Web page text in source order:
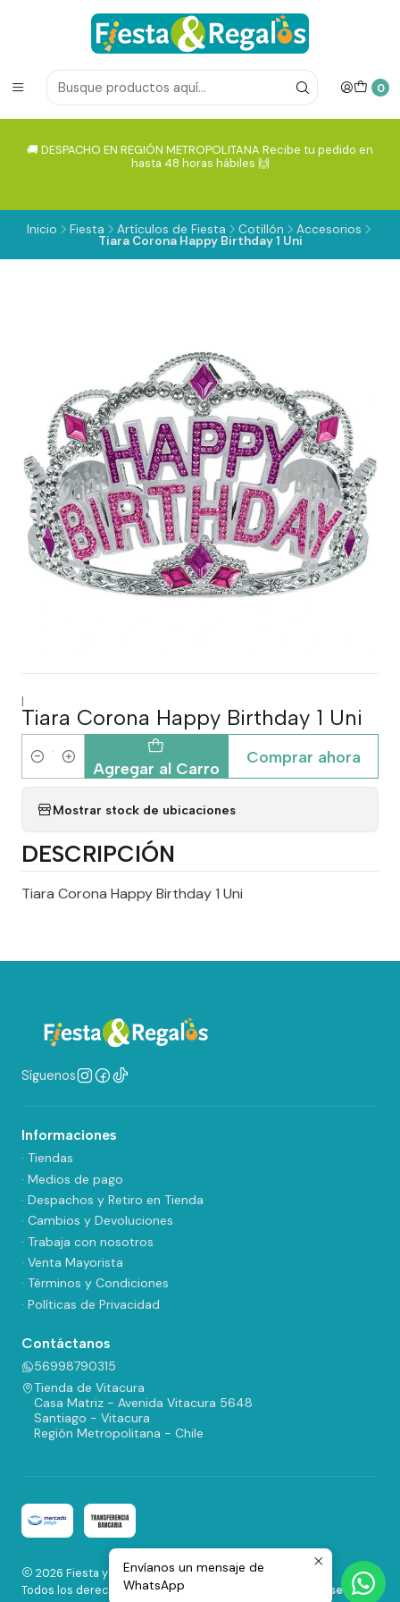
0
🚚 DESPACHO EN REGIÓN METROPOLITANA Recibe tu pedido en
hasta 48 horas hábiles 🙌
Inicio Fiesta Artículos de Fiesta Cotillón Accesorios
Tiara Corona Happy Birthday 1 Uni
|
Tiara Corona Happy Birthday 1 Uni
Cantidad Agregar al Carro
Comprar ahora
Mostrar stock de ubicaciones
DESCRIPCIÓN
Tiara Corona Happy Birthday 1 Uni
Síguenos
Informaciones
· Tiendas
· Medios de pago
· Despachos y Retiro en Tienda
· Cambios y Devoluciones
· Trabaja con nosotros
· Venta Mayorista
· Términos y Condiciones
· Políticas de Privacidad
Contáctanos
56998790315
Tienda de Vitacura
Casa Matriz - Avenida Vitacura 5648
Santiago - Vitacura
Región Metropolitana - Chile
2026 Fiesta y Regalos.
Todos los derechos reservados.
Desarrollado por Jumpseller.
Envíanos un mensaje de
WhatsApp